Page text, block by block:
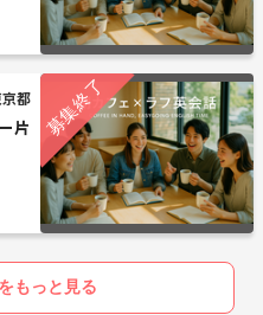
都
片
もっと見る